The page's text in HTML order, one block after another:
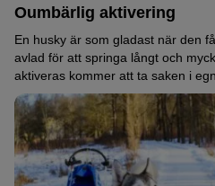
Oumbärlig aktivering
En husky är som gladast när den
avlad för att springa långt och
aktiveras kommer att ta saken i